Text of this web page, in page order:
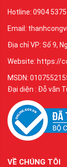
Hotline: 0904
Email:
Địa chỉ VP: Số 9,
Website: https://
MSDN:
Đại diện : Đỗ văn
VỀ CHÚNG TÔI